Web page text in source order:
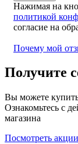
Нажимая на
политикой
согласие на
Почему мой
Получите
Вы можете
Ознакомьтесь с
магазина
Посмотреть акции